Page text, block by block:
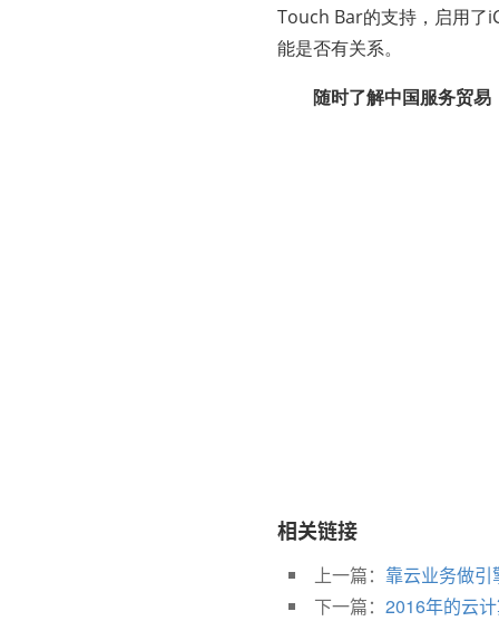
Touch Bar的支持，启用了
能是否有关系。
随时了解中国服务贸易
相关链接
上一篇： 靠云业务做引
下一篇： 2016年的云